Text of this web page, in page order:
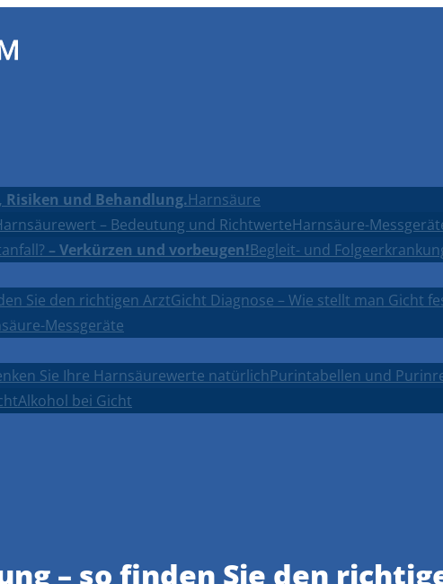
Risiken und Behandlung.Harnsäure
– Bedeutung und RichtwerteHarnsäure-
– Verkürzen und vorbeugen!Begleit- und
Sie den richtigen ArztGicht Diagnose – Wie stellt man Gicht
Messgeräte
Sie Ihre Harnsäurewerte natürlichPurintabellen und
Alkohol bei Gicht
– so finden Sie den